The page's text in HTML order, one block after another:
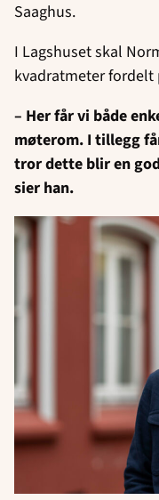
Saaghus.
I Lagshuset skal
kvadratmeter fordelt
– Her får vi både
møterom. I tillegg
tror dette blir en
sier han.